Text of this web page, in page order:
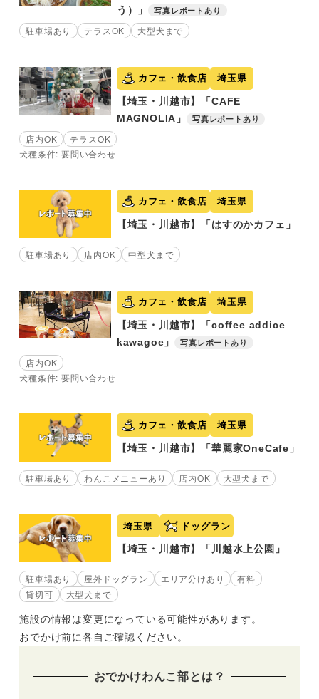
う）」
写真レポートあり
駐車場あり テラスOK 大型犬まで
カフェ・飲食店 埼玉県
【埼玉・川越市】「CAFE
MAGNOLIA」
写真レポートあり
店内OK
テラスOK
犬種条件: 要問い合わせ
カフェ・飲食店 埼玉県
【埼玉・川越市】「はすのかカフェ」
駐車場あり 店内OK 中型犬まで
カフェ・飲食店 埼玉県
【埼玉・川越市】「coffee addice
kawagoe」
写真レポートあり
店内OK
犬種条件: 要問い合わせ
カフェ・飲食店 埼玉県
【埼玉・川越市】「華麗家OneCafe」
駐車場あり わんこメニューあり 店内OK 大型犬まで
埼玉県 ドッグラン
【埼玉・川越市】「川越水上公園」
駐車場あり 屋外ドッグラン エリア分けあり
有料
貸切可
大型犬まで
施設の情報は変更になっている可能性があります。
おでかけ前に各自ご確認ください。
おでかけわんこ部とは？